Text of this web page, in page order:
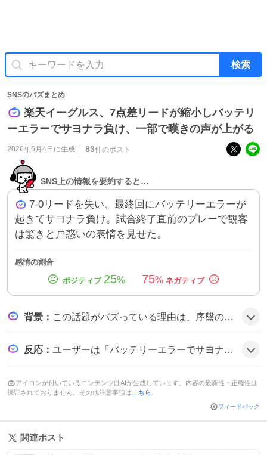
検索
SNSのバズまとめ
楽天イーグルス、7点差リードが縮小しバッテリ
ーエラーでサヨナラ負け、一部で嘆きの声が上がる
2026年6月4日 に生成 83件のポスト
SNS上の情報を要約すると…
7-0リードを失い、最終回にバッテリーエラーが
起きてサヨナラ負け。試合終了直前のプレーで観客
は驚きと戸惑いの表情を見せた。
感情の割合
25% 75%
背景 ： この話題がバズっている理由は、序盤の大きなリードから一転してバッテリーエラーで試合が決まったドラマチックさが多くのファンの関心を引き、SNS上で共感や様々な意見が見られたことにある。
反応 ： ユーザーは「バッテリーエラーでサヨナラ負け」といった驚きや不満の声を投稿し、一部では試合展開への批判も見られた。
アイコンが付いているコンテンツはAIが生成しています。内容の最新性・正確性は
保証されておりません。その他注意事項は こちら
フィードバック
関連ポスト